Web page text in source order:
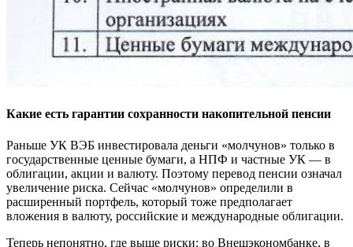
Какие есть гарантии сохранности накопительной пенсии
Раньше УК ВЭБ инвестировала деньги «молчунов» только в
государственные ценные бумаги, а НПФ и частные УК — в
облигации, акции и валюту. Поэтому перевод пенсии означал
увеличение риска. Сейчас «молчунов» определили в
расширенный портфель, который тоже предполагает
вложения в валюту, российские и международные облигации.
Теперь непонятно, где выше риски: во Внешэкономбанке, в